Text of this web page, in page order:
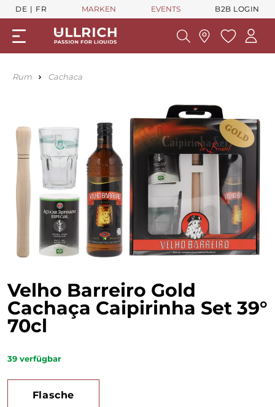
DE FR MARKEN EVENTS B2B LOGIN
Rum Cachaca
Velho Barreiro Gold
Cachaça Caipirinha Set 39°
70cl
39 verfügbar
Flasche